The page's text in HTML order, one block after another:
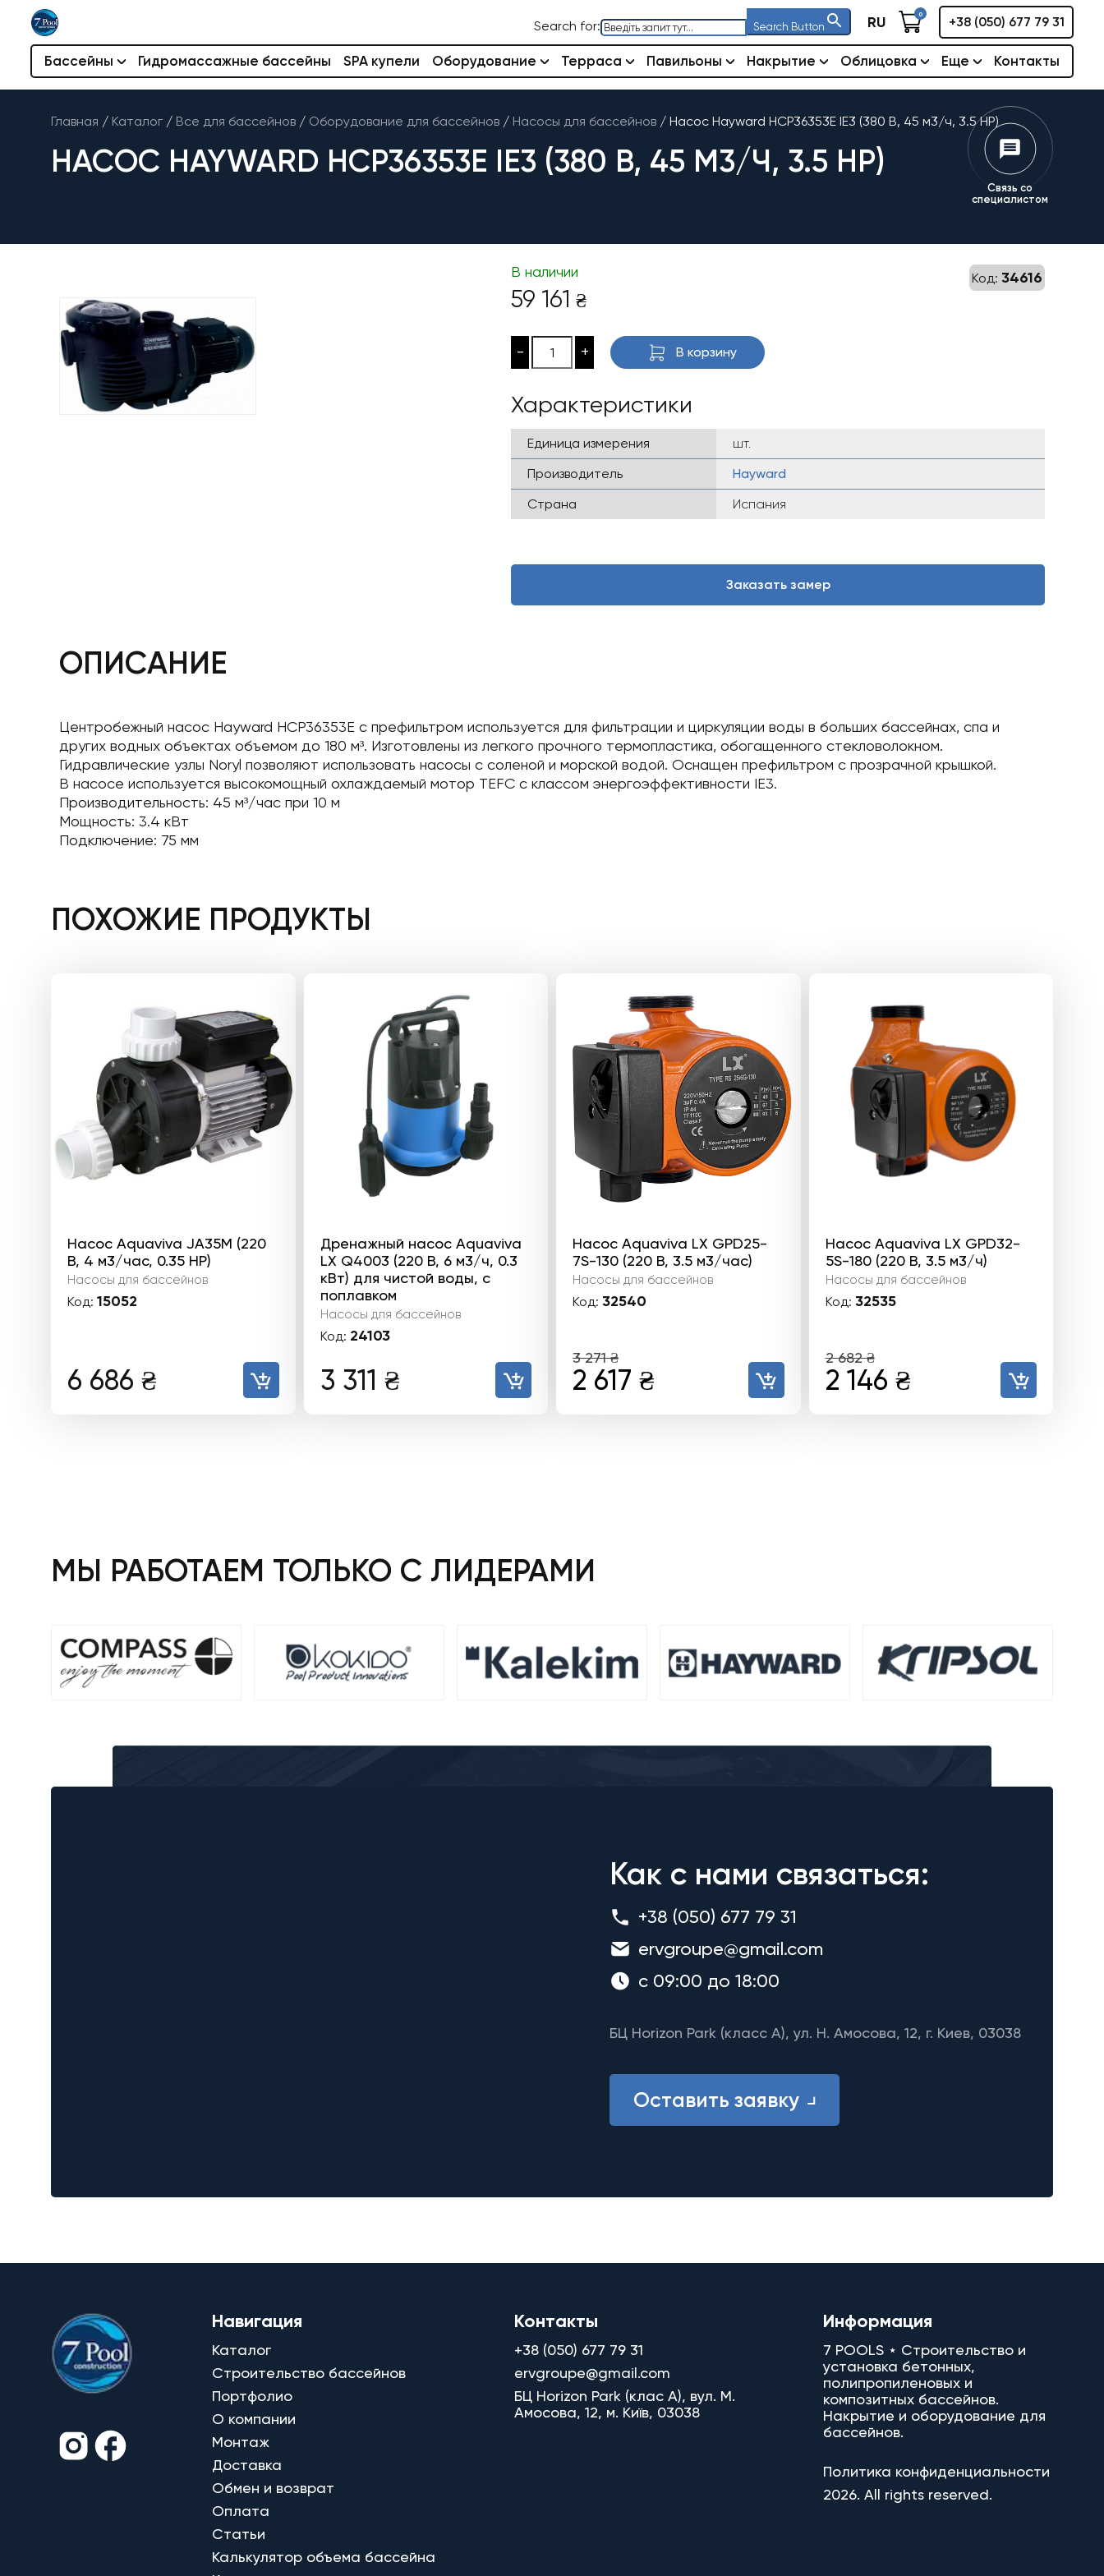
Search for: Search Button RU 0
+38 (050) 677 79 31
Бассейны Гидромассажные бассейны SPA купели Оборудование Терраса Павильоны Накрытие Облицовка Еще Контакты
Главная / Каталог / Все для бассейнов / Оборудование для бассейнов / Насосы для бассейнов / Насос Hayward HCP36353E IE3 (380 В, 45 м3/ч, 3.5 HP)
НАСОС HAYWARD HCP36353E IE3 (380 В, 45 М3/Ч, 3.5 HP)
Связь со
специалистом
Код: 34616
В наличии
59 161 ₴
- + В корзину
Характеристики
Единица измерения
шт.
Производитель
Hayward
Страна
Испания
Заказать замер
ОПИСАНИЕ
Центробежный насос Hayward HCP36353E с префильтром используется для фильтрации и циркуляции воды в больших бассейнах, спа и
других водных объектах объемом до 180 м³. Изготовлены из легкого прочного термопластика, обогащенного стекловолокном.
Гидравлические узлы Noryl позволяют использовать насосы с соленой и морской водой. Оснащен префильтром с прозрачной крышкой.
В насосе используется высокомощный охлаждаемый мотор TEFC с классом энергоэффективности IE3.
Производительность: 45 м³/час при 10 м
Мощность: 3.4 кВт
Подключение: 75 мм
ПОХОЖИЕ ПРОДУКТЫ
Насос Aquaviva JA35M (220
В, 4 м3/час, 0.35 HP)
Насосы для бассейнов
Код: 15052
6 686 ₴
Дренажный насос Aquaviva
LX Q4003 (220 В, 6 м3/ч, 0.3
кВт) для чистой воды, с
поплавком
Насосы для бассейнов
Код: 24103
3 311 ₴
Насос Aquaviva LX GPD25-
7S-130 (220 В, 3.5 м3/час)
Насосы для бассейнов
Код: 32540
3 271₴
Первоначальная
2 617 ₴ Текущая
Насос Aquaviva LX GPD32-
5S-180 (220 В, 3.5 м3/ч)
Насосы для бассейнов
Код: 32535
2 682₴
Первоначальная
2 146 ₴Текущая
МЫ РАБОТАЕМ ТОЛЬКО С ЛИДЕРАМИ
Как с нами связаться:
+38 (050) 677 79 31
ervgroupe@gmail.com
с 09:00 до 18:00
БЦ Horizon Park (класс A), ул. Н. Амосова, 12, г. Киев, 03038
Оставить заявку
Навигация
Каталог
Строительство бассейнов
Портфолио
О компании
Монтаж
Доставка
Обмен и возврат
Оплата
Статьи
Калькулятор объема бассейна
Контакты
+38 (050) 677 79 31
ervgroupe@gmail.com
БЦ Horizon Park (клас A), вул. М.
Амосова, 12, м. Київ, 03038
Информация
7 POOLS ⋆ Строительство и
установка бетонных,
полипропиленовых и
композитных бассейнов.
Накрытие и оборудование для
бассейнов.
Политика конфиденциальности
2026. All rights reserved.